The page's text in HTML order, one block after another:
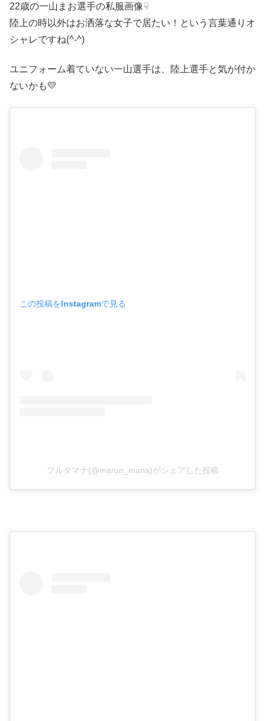
22歳の一山まお選手の私服画像☟
陸上の時以外はお洒落な女子で居たい！という言葉通りオ
シャレですね(^-^)
ユニフォーム着ていない一山選手は、陸上選手と気が付か
ないかも💛
この投稿をInstagramで見る
フルタマナ(@marun_mana)がシェアした投稿